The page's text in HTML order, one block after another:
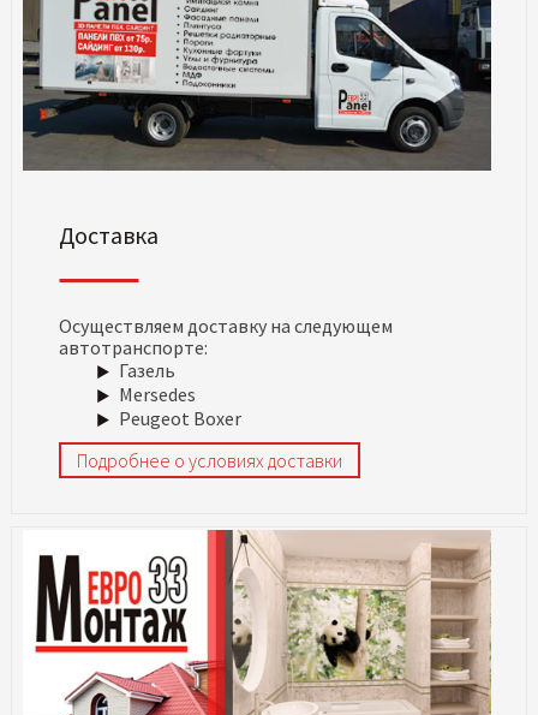
Доставка
Осуществляем доставку на следующем
автотранспорте:
Газель
Mersedes
Peugeot Boxer
Подробнее о условиях доставки